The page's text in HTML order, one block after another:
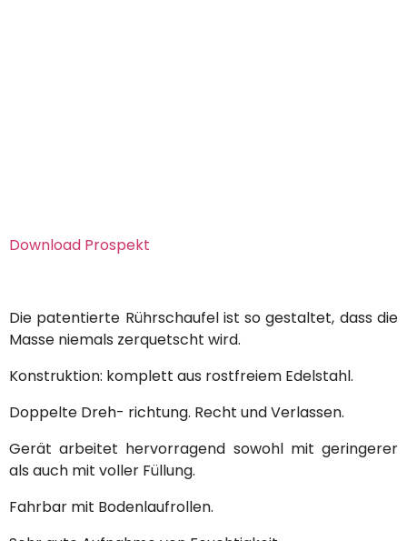
Download Prospekt
Die patentierte Rührschaufel ist so gestaltet, dass die
Masse niemals zerquetscht wird.
Konstruktion: komplett aus rostfreiem Edelstahl.
Doppelte Dreh- richtung. Recht und Verlassen.
Gerät arbeitet hervorragend sowohl mit geringerer
als auch mit voller Füllung.
Fahrbar mit Bodenlaufrollen.